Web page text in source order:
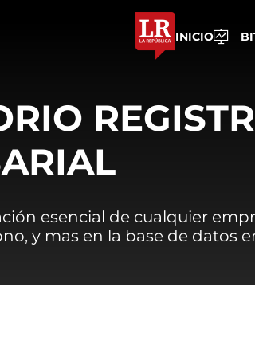
INICIO
esencial de cualquier
y mas en la base de datos